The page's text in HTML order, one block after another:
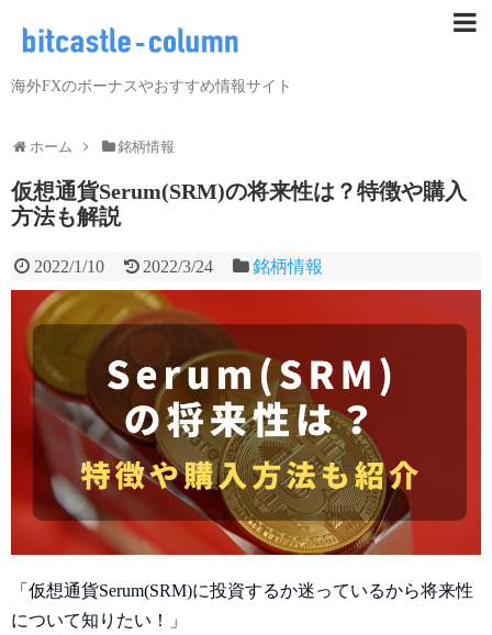
海外FXのボーナスやおすすめ情報サイト
ホーム 銘柄情報
仮想通貨Serum(SRM)の将来性は？特徴や購入
方法も解説
2022/1/10 2022/3/24 銘柄情報
「仮想通貨Serum(SRM)に投資するか迷っているから将来性
について知りたい！」